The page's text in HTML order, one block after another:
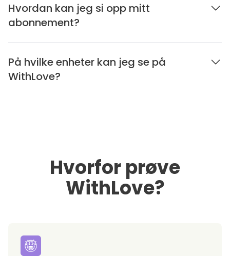
Hvordan kan jeg si opp mitt
abonnement?
På hvilke enheter kan jeg se på
WithLove?
Hvorfor prøve
WithLove?